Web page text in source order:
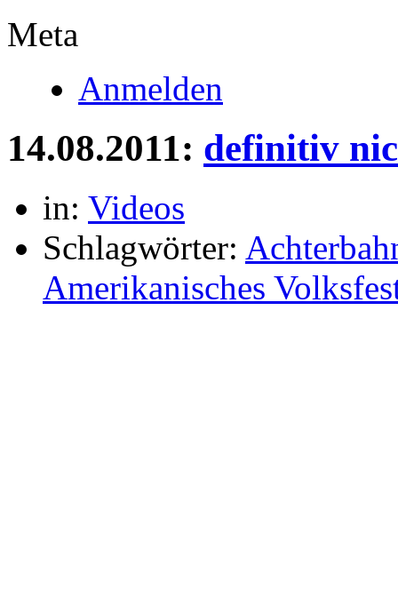
Meta
Anmelden
14.08.2011: definitiv
in: Videos
Schlagwörter:
Amerikanisches